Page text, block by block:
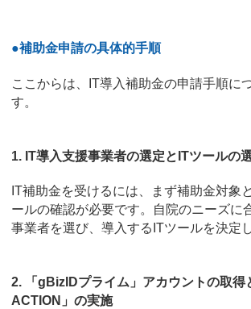
●補助金申請の具体的手順
ここからは、IT導入補助金の申請手順に
す。
1. IT導入支援事業者の選定とITツールの
IT補助金を受けるには、まず補助金対象
ールの確認が必要です。自院のニーズに
事業者を選び、導入するITツールを決定
2. 「gBizIDプライム」アカウントの取得
ACTION」の実施